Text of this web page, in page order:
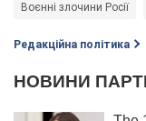
Воєнні злочини Росії
Редакційна політика